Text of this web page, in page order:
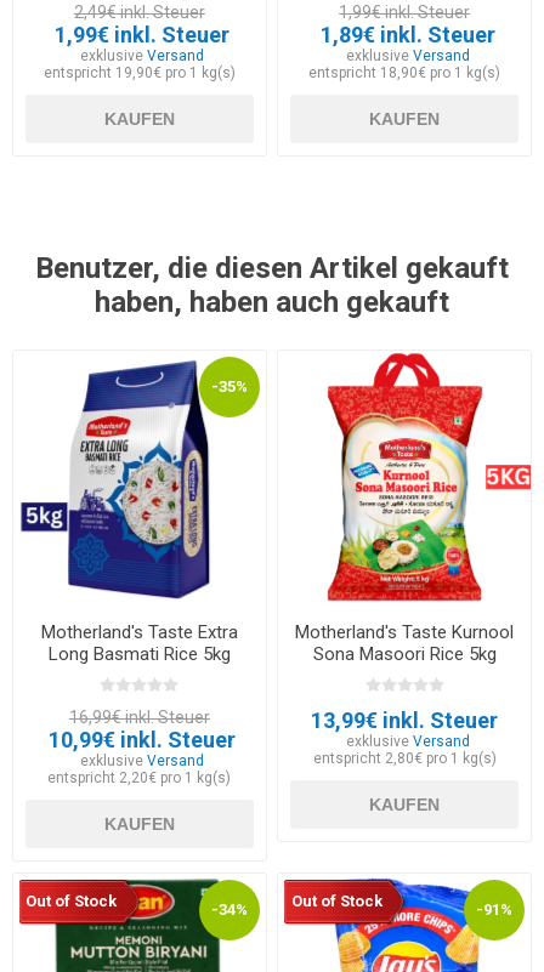
2,49€ inkl. Steuer
1,99€ inkl. Steuer
exklusiveVersand
entspricht 19,90€ pro 1 kg(s)
KAUFEN
1,99€ inkl. Steuer
1,89€ inkl. Steuer
exklusive Versand
entspricht 18,90€ pro 1 kg(s)
KAUFEN
Benutzer, die diesen Artikel gekauft
haben, haben auch gekauft
-35%
Motherland's Taste Extra
Long Basmati Rice 5kg
16,99€ inkl. Steuer
10,99€ inkl. Steuer
exklusiveVersand
entspricht 2,20€ pro 1 kg(s)
KAUFEN
Motherland's Taste Kurnool
Sona Masoori Rice 5kg
13,99€ inkl. Steuer
exklusive Versand
entspricht 2,80€ pro 1 kg(s)
KAUFEN
-34%
Out of Stock -91%
Out of Stock